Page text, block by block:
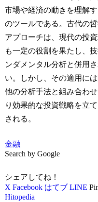
市場や経済の動きを理解
のツールである。古代の
アプローチは、現代の投
も一定の役割を果たし、
ンダメンタル分析と併用
い。しかし、その適用には
他の分析手法と組み合わ
り効果的な投資戦略を立
される。
金融
Search by Google
シェアしてね！
X Facebook はてブ LINE
Hitopedia